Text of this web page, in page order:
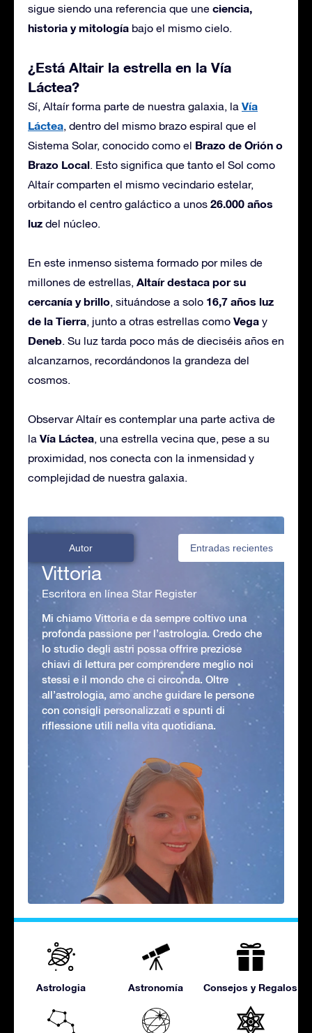
sigue siendo una referencia que une ciencia,
historia y mitología bajo el mismo cielo.
¿Está Altair la estrella en la Vía
Láctea?
Sí, Altaír forma parte de nuestra galaxia, la Vía
Láctea, dentro del mismo brazo espiral que el
Sistema Solar, conocido como el Brazo de Orión o
Brazo Local. Esto significa que tanto el Sol como
Altaír comparten el mismo vecindario estelar,
orbitando el centro galáctico a unos 26.000 años
luz del núcleo.
En este inmenso sistema formado por miles de
millones de estrellas, Altaír destaca por su
cercanía y brillo, situándose a solo 16,7 años luz
de la Tierra, junto a otras estrellas como Vega y
Deneb. Su luz tarda poco más de dieciséis años en
alcanzarnos, recordándonos la grandeza del
cosmos.
Observar Altaír es contemplar una parte activa de
la Vía Láctea, una estrella vecina que, pese a su
proximidad, nos conecta con la inmensidad y
complejidad de nuestra galaxia.
Autor Entradas recientes
Vittoria
Escritora en línea Star Register
Mi chiamo Vittoria e da sempre coltivo una
profonda passione per l’astrologia. Credo che
lo studio degli astri possa offrire preziose
chiavi di lettura per comprendere meglio noi
stessi e il mondo che ci circonda. Oltre
all’astrologia, amo anche guidare le persone
con consigli personalizzati e spunti di
riflessione utili nella vita quotidiana.
Astrologia Astronomía Consejos y Regalos